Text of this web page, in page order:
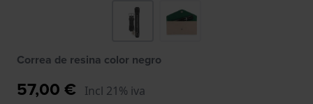
Correa de resina color negro
57,00 € Incl 21% iva